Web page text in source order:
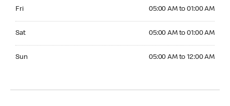
Fri 05:00 AM to 01:00 AM
Sat 05:00 AM to 01:00 AM
Sun 05:00 AM to 12:00 AM